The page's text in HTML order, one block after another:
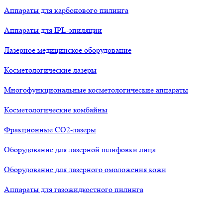
Аппараты для карбонового пилинга
Аппараты для IPL-эпиляции
Лазерное медицинское оборудование
Косметологические лазеры
Многофункциональные косметологические аппараты
Косметологические комбайны
Фракционные СО2-лазеры
Оборудование для лазерной шлифовки лица
Оборудование для лазерного омоложения кожи
Аппараты для газожидкостного пилинга